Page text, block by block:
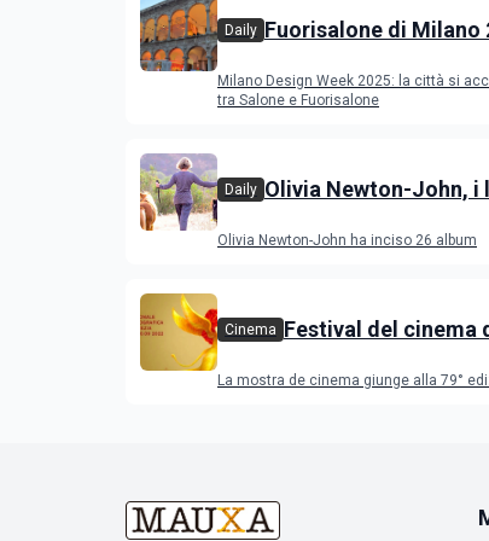
Daily Fuorisalone di Milano
Milano Design Week 2025: la città si
tra Salone e Fuorisalone
Daily Olivia Newton-John, i
Olivia Newton-John ha inciso 26 album
Cinema Festival del cinema
concorso e nelle
La mostra de cinema giunge alla 79°